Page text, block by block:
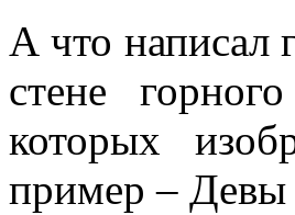
А что написал
стене
которых
пример –